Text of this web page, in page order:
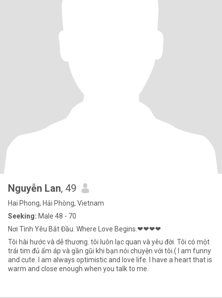
Nguyễn Lan, 49
Hai Phong, Hải Phòng, Vietnam
Seeking: Male 48 - 70
Nơi Tình Yêu Bắt Đầu. Where Love Begins.❤❤❤❤
Tôi hài hước và dễ thương. tôi luôn lạc quan và yêu đời. Tôi có một
trái tim đủ ấm áp và gần gũi khi bạn nói chuyện với tôi.( I am funny
and cute. I am always optimistic and love life. I have a heart that is
warm and close enough when you talk to me.